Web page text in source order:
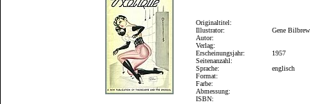
Originaltitel:
Illustrator:
Autor:
Verlag:
Erscheinungsjahr:
Seitenanzahl:
Sprache:
Format:
Farbe:
Abmessung:
ISBN:
Gene Bilbrew
1957
englisch